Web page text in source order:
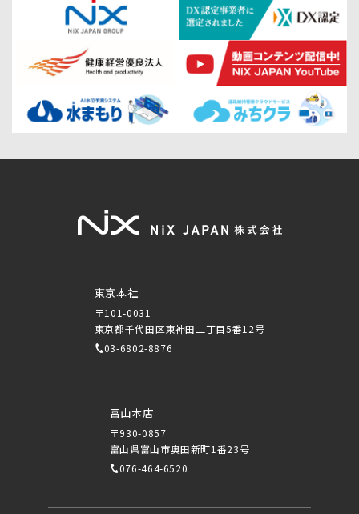
東京本社
〒101-0031
東京都千代田区東神田二丁目5番12号
03-6802-8876
富山本店
〒930-0857
富山県富山市奥田新町1番23号
076-464-6520